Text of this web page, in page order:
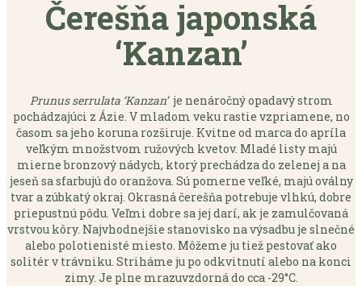
Čerešňa japonská
‘Kanzan’
Prunus serrulata ‘Kanzan’je nenáročný opadavý strom
pochádzajúci z Ázie. V mladom veku rastie vzpriamene, no
časom sa jeho koruna rozširuje. Kvitne od marca do apríla
veľkým množstvom ružových kvetov. Mladé listy majú
mierne bronzový nádych, ktorý prechádza do zelenej a na
jeseň sa sfarbujú do oranžova. Sú pomerne veľké, majú oválny
tvar a zúbkatý okraj. Okrasná čerešňa potrebuje vlhkú, dobre
priepustnú pôdu. Veľmi dobre sa jej darí, ak je zamulčovaná
vrstvou kôry. Najvhodnejšie stanovisko na výsadbu je slnečné
alebo polotienisté miesto. Môžeme ju tiež pestovať ako
solitér v trávniku. Striháme ju po odkvitnutí alebo na konci
zimy. Je plne mrazuvzdorná do cca -29°C.